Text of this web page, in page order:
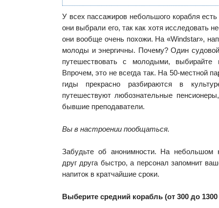
У всех пассажиров небольшого корабля
они выбрали его, так как хотя исследовать
они вообще очень похожи. На «Windstar»,
молоды и энергичны. Почему? Один
путешествовать с молодыми, выбирайте
Впрочем, это не всегда так. На 50-местной
гиды прекрасно разбираются в
путешествуют любознательные
бывшие преподаватели.
Вы в настроении пообщаться.
Забудьте об анонимности. На небольшом
друг друга быстро, а персонал запомнит
напиток в кратчайшие сроки.
Выберите средний корабль (от 300 до